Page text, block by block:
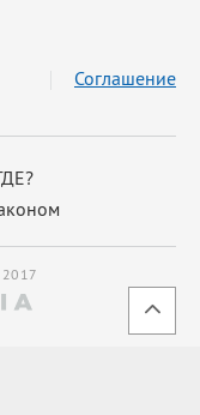
Соглашение
2017